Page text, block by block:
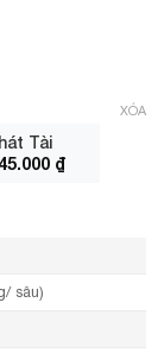
Tài
₫
XÓA
sâu)